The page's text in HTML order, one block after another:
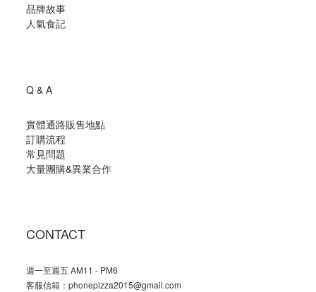
品牌故事
人氣食記
Q & A
實體通路販售地點
訂購流程
常見問題
大量團購&異業合作
CONTACT
週一至週五 AM11 - PM6
客服信箱：phonepizza2015@gmail.com